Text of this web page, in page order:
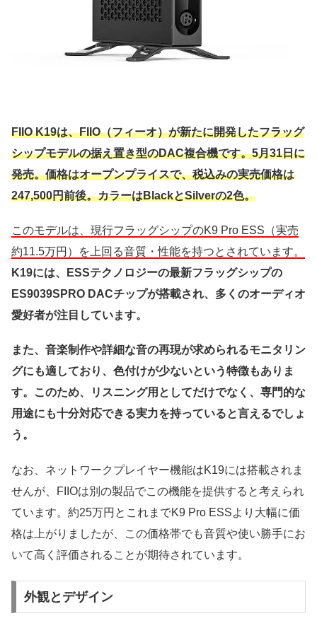
FIIO K19は、FIIO（フィーオ）が新たに開発したフラッグ
シップモデルの据え置き型のDAC複合機です。5月31日に
発売。価格はオープンプライスで、税込みの実売価格は
247,500円前後。カラーはBlackとSilverの2色。
このモデルは、現行フラッグシップのK9 Pro ESS（実売
約11.5万円）を上回る音質・性能を持つとされています。
K19には、ESSテクノロジーの最新フラッグシップの
ES9039SPRO DACチップが搭載され、多くのオーディオ
愛好者が注目しています。
また、音楽制作や詳細な音の再現が求められるモニタリン
グにも適しており、色付けが少ないという特徴もありま
す。このため、リスニング用としてだけでなく、専門的な
用途にも十分対応できる実力を持っていると言えるでしょ
う。
なお、ネットワークプレイヤー機能はK19には搭載されま
せんが、FIIOは別の製品でこの機能を提供すると考えられ
ています。約25万円とこれまでK9 Pro ESSより大幅に価
格は上がりましたが、この価格帯でも音質や使い勝手にお
いて高く評価されることが期待されています。
外観とデザイン